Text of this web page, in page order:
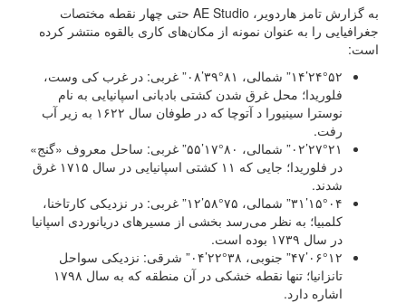
به گزارش تامز هاردویر، AE Studio حتی چهار نقطه مختصات
جغرافیایی را به عنوان نمونه از مکان‌های کاری بالقوه منتشر کرده
است:
۲۴°۵۲’۱۴” شمالی، ۸۱°۳۹’۰۸” غربی: در غرب کی وست،
فلوریدا؛ محل غرق شدن کشتی بادبانی اسپانیایی به نام
نوسترا سینیورا د آتوچا که در طوفان سال ۱۶۲۲ به زیر آب
رفت.
۲۷°۲۱’۰۲” شمالی، ۸۰°۱۷’۵۵” غربی: ساحل معروف «گنج»
در فلوریدا؛ جایی که ۱۱ کشتی اسپانیایی در سال ۱۷۱۵ غرق
شدند.
۱۵°۰۴’۳۱” شمالی، ۷۵°۵۸’۱۲” غربی: در نزدیکی کارتاخنا،
کلمبیا؛ به نظر می‌رسد بخشی از مسیرهای دریانوردی اسپانیا
در سال ۱۷۳۹ بوده است.
۰۶°۱۲’۴۷” جنوبی، ۳۸°۲۲’۰۴” شرقی: نزدیکی سواحل
تانزانیا؛ تنها نقطه خشکی در آن منطقه که به سال ۱۷۹۸
اشاره دارد.